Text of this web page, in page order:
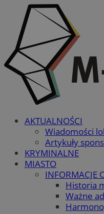
AKTUALNOŚCI
Wiadomości
Artykuły
KRYMINALNE
MIASTO
INFORMACJE
Historia
Ważne